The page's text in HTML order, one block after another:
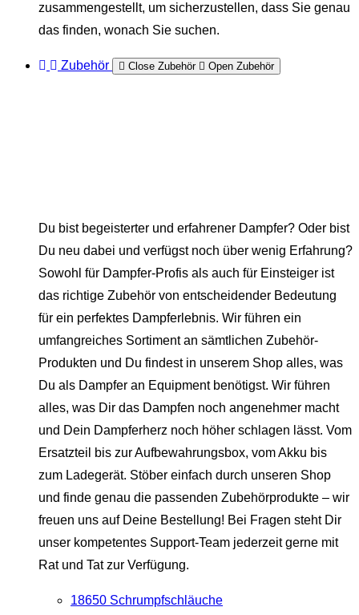
zusammengestellt, um sicherzustellen, dass Sie genau
das finden, wonach Sie suchen.
Zubehör Close Zubehör Open Zubehör
Du bist begeisterter und erfahrener Dampfer? Oder bist
Du neu dabei und verfügst noch über wenig Erfahrung?
Sowohl für Dampfer-Profis als auch für Einsteiger ist
das richtige Zubehör von entscheidender Bedeutung
für ein perfektes Dampferlebnis. Wir führen ein
umfangreiches Sortiment an sämtlichen Zubehör-
Produkten und Du findest in unserem Shop alles, was
Du als Dampfer an Equipment benötigst. Wir führen
alles, was Dir das Dampfen noch angenehmer macht
und Dein Dampferherz noch höher schlagen lässt. Vom
Ersatzteil bis zur Aufbewahrungsbox, vom Akku bis
zum Ladegerät. Stöber einfach durch unseren Shop
und finde genau die passenden Zubehörprodukte – wir
freuen uns auf Deine Bestellung! Bei Fragen steht Dir
unser kompetentes Support-Team jederzeit gerne mit
Rat und Tat zur Verfügung.
18650 Schrumpfschläuche